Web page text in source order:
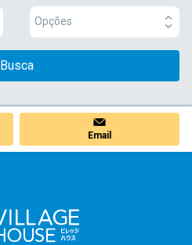
Opções
Busca
Email